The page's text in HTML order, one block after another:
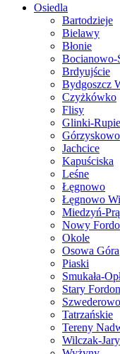
Osiedla
Bartodzieje
Bielawy
Błonie
Bocianowo-
Brdyujście
Bydgoszcz
Czyżkówko
Flisy
Glinki-
Górzyskowo
Jachcice
Kapuściska
Leśne
Łęgnowo
Łęgnowo
Miedzyń-
Nowy
Okole
Osowa Góra
Piaski
Smukała-
Stary Fordon
Szwederowo
Tatrzańskie
Tereny
Wilczak-Jary